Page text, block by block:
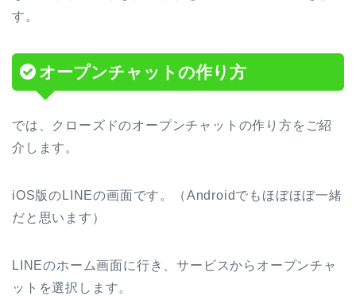
す。
オープンチャットの作り方
では、クローズドのオープンチャットの作り方をご紹
介します。
iOS版のLINEの画面です。（Androidでもほぼほぼ一緒
だと思います）
LINEのホーム画面に行き、サービスからオープンチャ
ットを選択します。